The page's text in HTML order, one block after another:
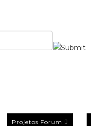
Projetos Forum